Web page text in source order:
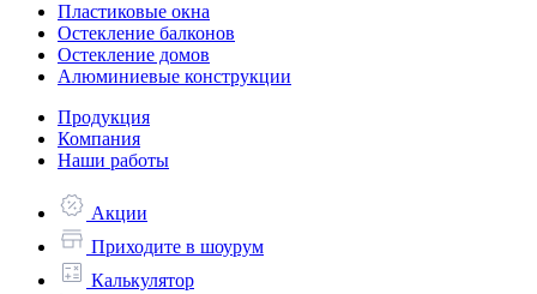
Пластиковые окна
Остекление балконов
Остекление домов
Алюминиевые конструкции
Продукция
Компания
Наши работы
Акции
Приходите в шоурум
Калькулятор